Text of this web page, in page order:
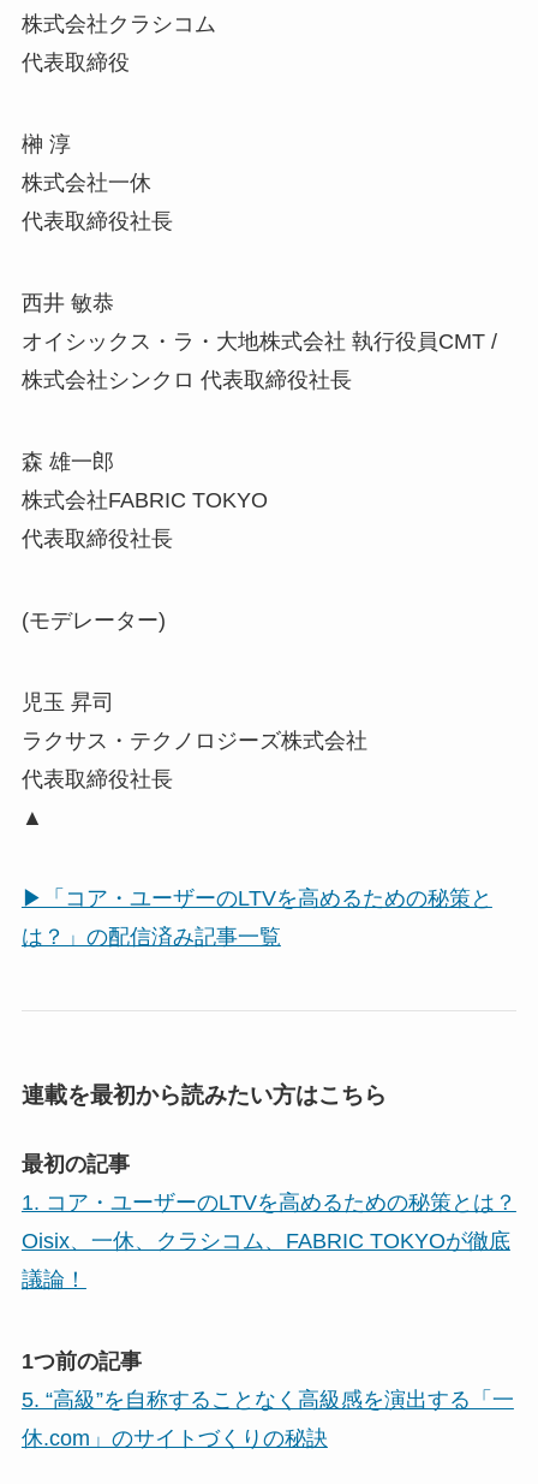
株式会社クラシコム
代表取締役
榊 淳
株式会社一休
代表取締役社長
西井 敏恭
オイシックス・ラ・大地株式会社 執行役員CMT /
株式会社シンクロ 代表取締役社長
森 雄一郎
株式会社FABRIC TOKYO
代表取締役社長
(モデレーター)
児玉 昇司
ラクサス・テクノロジーズ株式会社
代表取締役社長
▲
▶「コア・ユーザーのLTVを高めるための秘策と
は？」の配信済み記事一覧
連載を最初から読みたい方はこちら
最初の記事
1. コア・ユーザーのLTVを高めるための秘策とは？
Oisix、一休、クラシコム、FABRIC TOKYOが徹底
議論！
1つ前の記事
5. “高級”を自称することなく高級感を演出する「一
休.com」のサイトづくりの秘訣